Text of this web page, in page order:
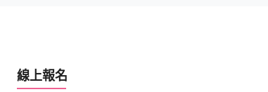
線上報名